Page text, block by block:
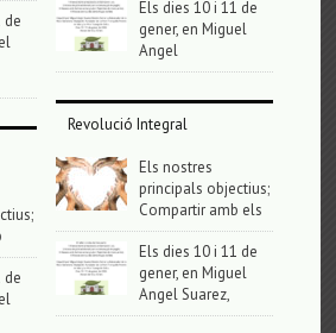
de
de
Els dies 10 i 11 de
gener, en Miguel
Angel
Revolució Integral
Els nostres
principals objectius;
Compartir amb els
Els dies 10 i 11 de
gener, en Miguel
Angel Suarez,